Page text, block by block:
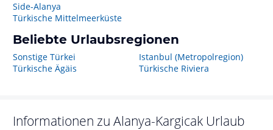
Side-Alanya
Türkische Mittelmeerküste
Beliebte Urlaubsregionen
Sonstige Türkei
Türkische Ägäis
Istanbul (Metropolregion)
Türkische Riviera
Informationen zu Alanya-Kargicak Urlaub